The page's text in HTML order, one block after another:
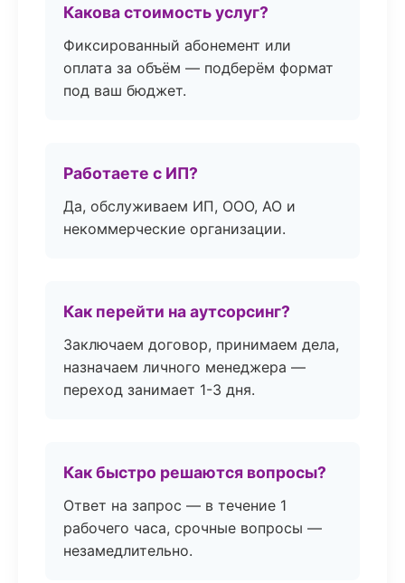
Какова стоимость услуг?
Фиксированный абонемент или
оплата за объём — подберём формат
под ваш бюджет.
Работаете с ИП?
Да, обслуживаем ИП, ООО, АО и
некоммерческие организации.
Как перейти на аутсорсинг?
Заключаем договор, принимаем дела,
назначаем личного менеджера —
переход занимает 1-3 дня.
Как быстро решаются вопросы?
Ответ на запрос — в течение 1
рабочего часа, срочные вопросы —
незамедлительно.